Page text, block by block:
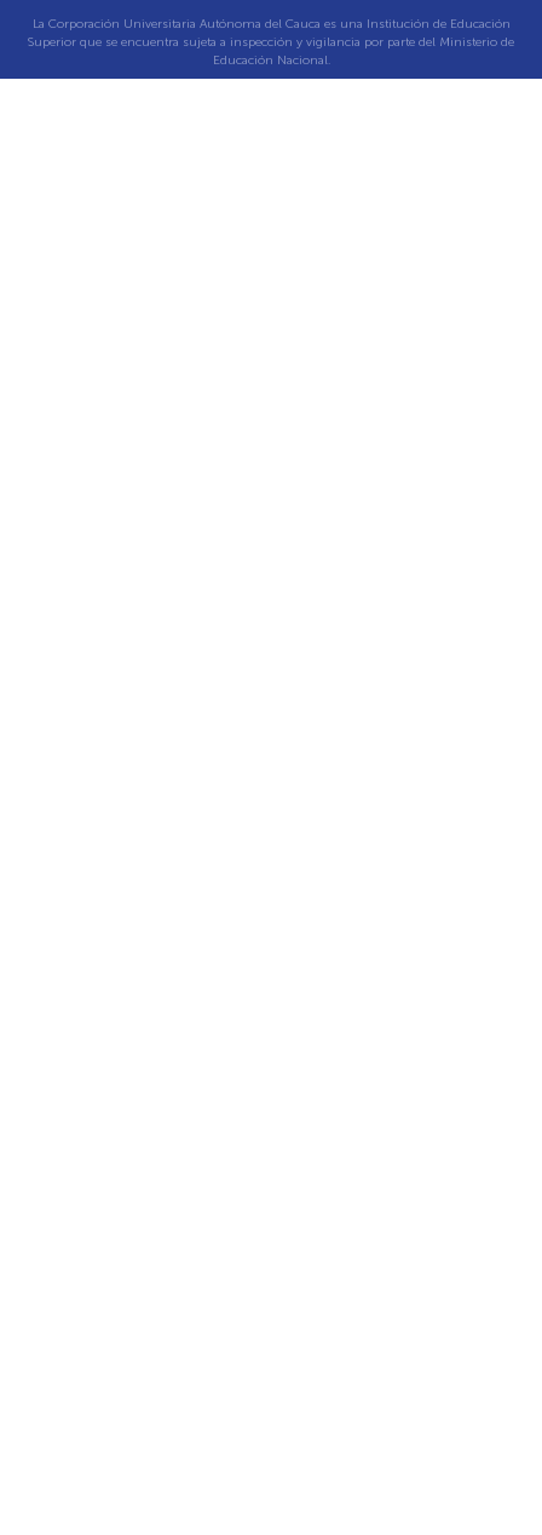
La Corporación Universitaria Autónoma del Cauca es una Institución de Educación
Superior que se encuentra sujeta a inspección y vigilancia por parte del Ministerio de
Educación Nacional.